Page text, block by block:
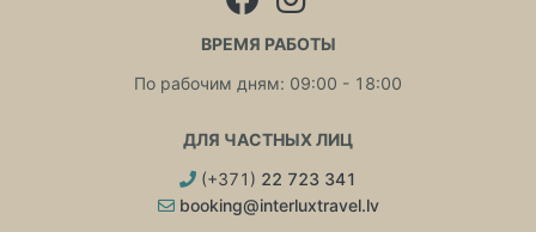
ВРЕМЯ РАБОТЫ
По рабочим дням: 09:00 - 18:00
ДЛЯ ЧАСТНЫХ ЛИЦ
(+371) 22 723 341
booking@interluxtravel.lv